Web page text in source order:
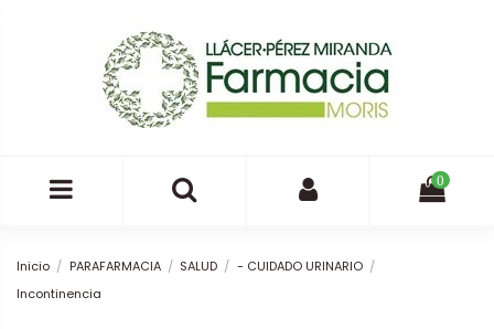
0
Inicio PARAFARMACIA SALUD
- CUIDADO URINARIO
Incontinencia